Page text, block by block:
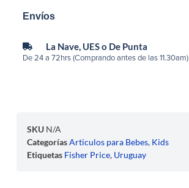
Envíos
La Nave, UES o De Punta
De 24 a 72hrs (Comprando antes de las 11.30am)
SKU N/A
CategoríasArticulos para Bebes, Kids
Etiquetas Fisher Price, Uruguay